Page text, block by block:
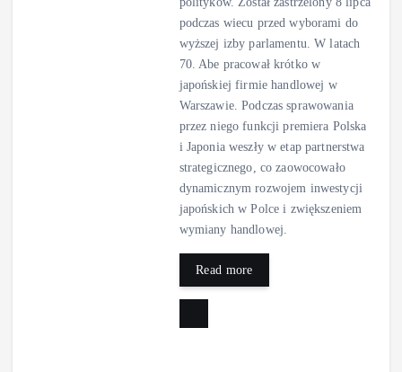
podczas wiecu przed wyborami do
wyższej izby parlamentu. W latach
70. Abe pracował krótko w
japońskiej firmie handlowej w
Warszawie. Podczas sprawowania
przez niego funkcji premiera Polska
i Japonia weszły w etap partnerstwa
strategicznego, co zaowocowało
dynamicznym rozwojem inwestycji
japońskich w Polce i zwiększeniem
wymiany handlowej.
Read more